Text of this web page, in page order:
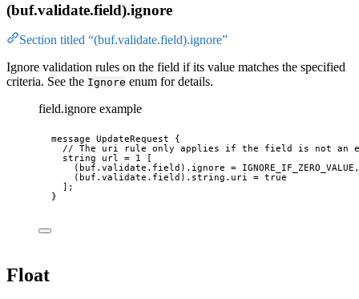
(buf.validate.field).ignore
Section titled “(buf.validate.field).ignore”
Ignore validation rules on the field if its value matches the specified
criteria. See the Ignore enum for details.
field.ignore example
message UpdateRequest {
// The uri rule only applies if the field is not an
string url = 1
(buf.validate.field).ignore = IGNORE_IF_ZERO_VALUE ,
(buf.validate.field) .string .uri = true
];
}
Float